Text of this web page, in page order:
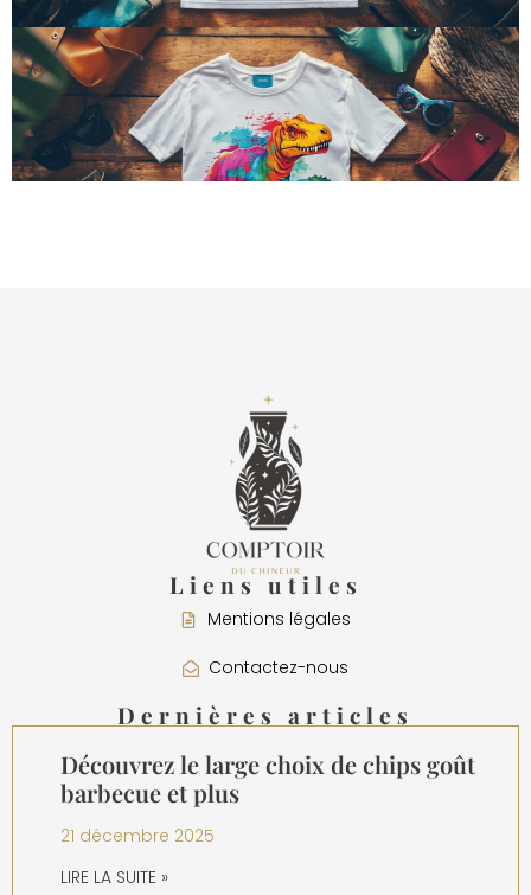
Liens utiles
Mentions légales
Contactez-nous
Dernières articles
Découvrez le large choix de chips goût
barbecue et plus
21 décembre 2025
LIRE LA SUITE »